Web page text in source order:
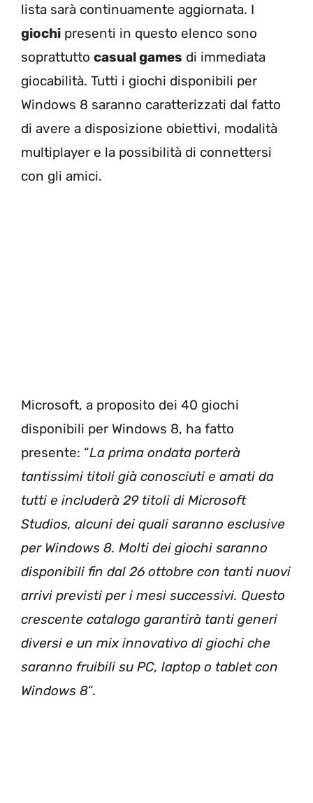
lista sarà continuamente aggiornata. I
giochi presenti in questo elenco sono
soprattutto casual games di immediata
giocabilità. Tutti i giochi disponibili per
Windows 8 saranno caratterizzati dal fatto
di avere a disposizione obiettivi, modalità
multiplayer e la possibilità di connettersi
con gli amici.
Microsoft, a proposito dei 40 giochi
disponibili per Windows 8, ha fatto
presente: “La prima ondata porterà
tantissimi titoli già conosciuti e amati da
tutti e includerà 29 titoli di Microsoft
Studios, alcuni dei quali saranno esclusive
per Windows 8. Molti dei giochi saranno
disponibili fin dal 26 ottobre con tanti nuovi
arrivi previsti per i mesi successivi. Questo
crescente catalogo garantirà tanti generi
diversi e un mix innovativo di giochi che
saranno fruibili su PC, laptop o tablet con
Windows 8“.